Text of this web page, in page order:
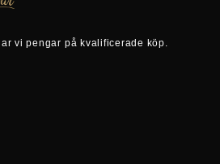
vi pengar på kvalificerade köp.